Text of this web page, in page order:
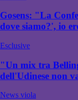
Gosens: "La
dove siamo?', io
Esclusive
"Un mix tra
dell'Udinese non
News viola